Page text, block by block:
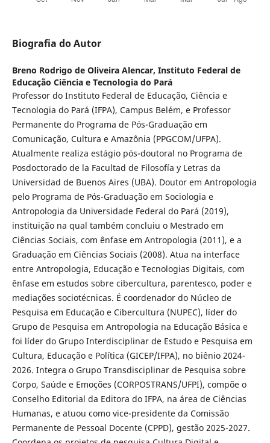
Biografia do Autor
Breno Rodrigo de Oliveira Alencar, Instituto Federal de
Educação Ciência e Tecnologia do Pará
Professor do Instituto Federal de Educação, Ciência e
Tecnologia do Pará (IFPA), Campus Belém, e Professor
Permanente do Programa de Pós-Graduação em
Comunicação, Cultura e Amazônia (PPGCOM/UFPA).
Atualmente realiza estágio pós-doutoral no Programa de
Posdoctorado de la Facultad de Filosofía y Letras da
Universidad de Buenos Aires (UBA). Doutor em Antropologia
pelo Programa de Pós-Graduação em Sociologia e
Antropologia da Universidade Federal do Pará (2019),
instituição na qual também concluiu o Mestrado em
Ciências Sociais, com ênfase em Antropologia (2011), e a
Graduação em Ciências Sociais (2008). Atua na interface
entre Antropologia, Educação e Tecnologias Digitais, com
ênfase em estudos sobre cibercultura, parentesco, poder e
mediações sociotécnicas. É coordenador do Núcleo de
Pesquisa em Educação e Cibercultura (NUPEC), líder do
Grupo de Pesquisa em Antropologia na Educação Básica e
foi líder do Grupo Interdisciplinar de Estudo e Pesquisa em
Cultura, Educação e Política (GICEP/IFPA), no biênio 2024-
2026. Integra o Grupo Transdisciplinar de Pesquisa sobre
Corpo, Saúde e Emoções (CORPOSTRANS/UFPI), compõe o
Conselho Editorial da Editora do IFPA, na área de Ciências
Humanas, e atuou como vice-presidente da Comissão
Permanente de Pessoal Docente (CPPD), gestão 2025-2027.